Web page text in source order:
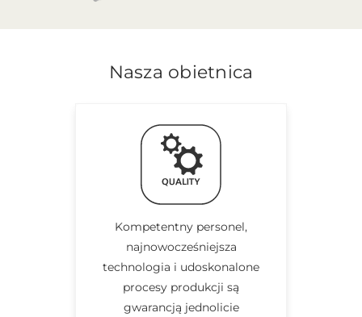
Nasza obietnica
Kompetentny personel,
najnowocześniejsza
technologia i udoskonalone
procesy produkcji są
gwarancją jednolicie